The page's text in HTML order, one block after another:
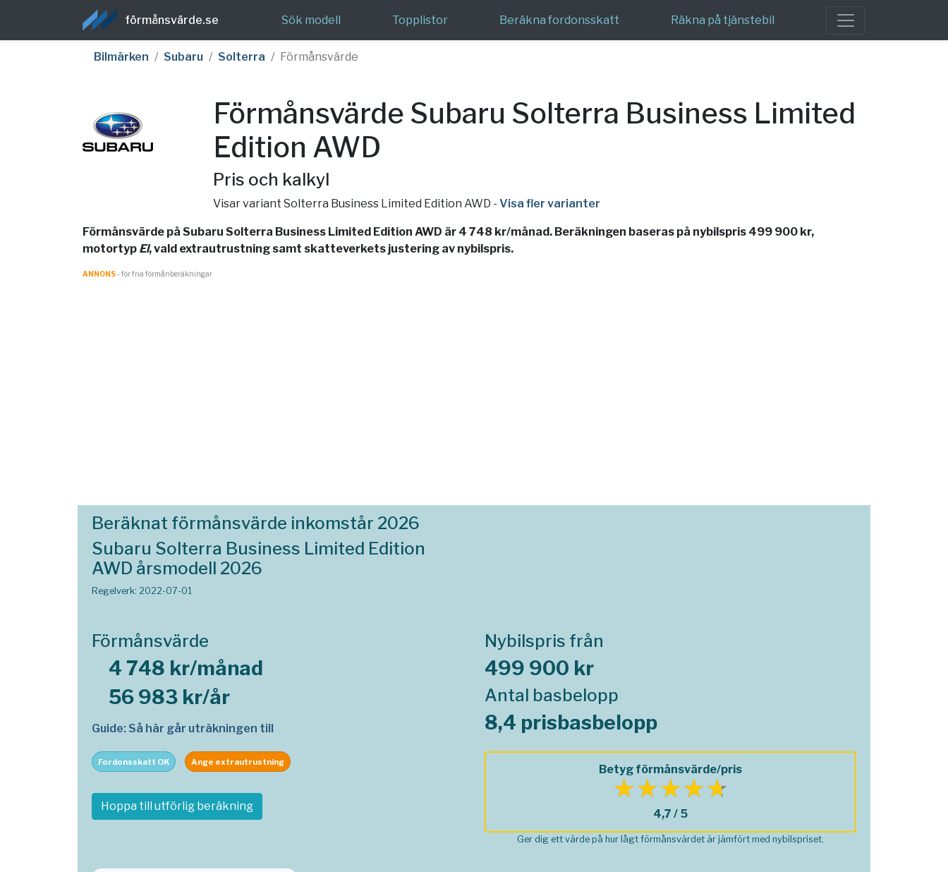
förmånsvärde.se Sök modell Topplistor Beräkna fordonsskatt Räkna på tjänstebil
Bilmärken Subaru Solterra Förmånsvärde
Förmånsvärde Subaru Solterra Business Limited
Edition AWD
Pris och kalkyl
Visar variant Solterra Business Limited Edition AWD - Visa fler varianter
Förmånsvärde på Subaru Solterra Business Limited Edition AWD är 4 748 kr/månad. Beräkningen baseras på nybilspris 499 900 kr,
motortyp El, vald extrautrustning samt skatteverkets justering av nybilspris.
ANNONS- för fria förmånberäkningar
Beräknat förmånsvärde inkomstår 2026
Subaru Solterra Business Limited Edition
AWD årsmodell 2026
Regelverk: 2022-07-01
Förmånsvärde
4 748 kr/månad
56 983 kr/år
Guide: Så här går uträkningen till
Nybilspris från
499 900 kr
Antal basbelopp
8,4 prisbasbelopp
Fordonsskatt OK Ange extrautrustning
Hoppa till utförlig beräkning
Betyg förmånsvärde/pris
4,7 / 5
Ger dig ett värde på hur lågt förmånsvärdet är jämfört med nybilspriset.